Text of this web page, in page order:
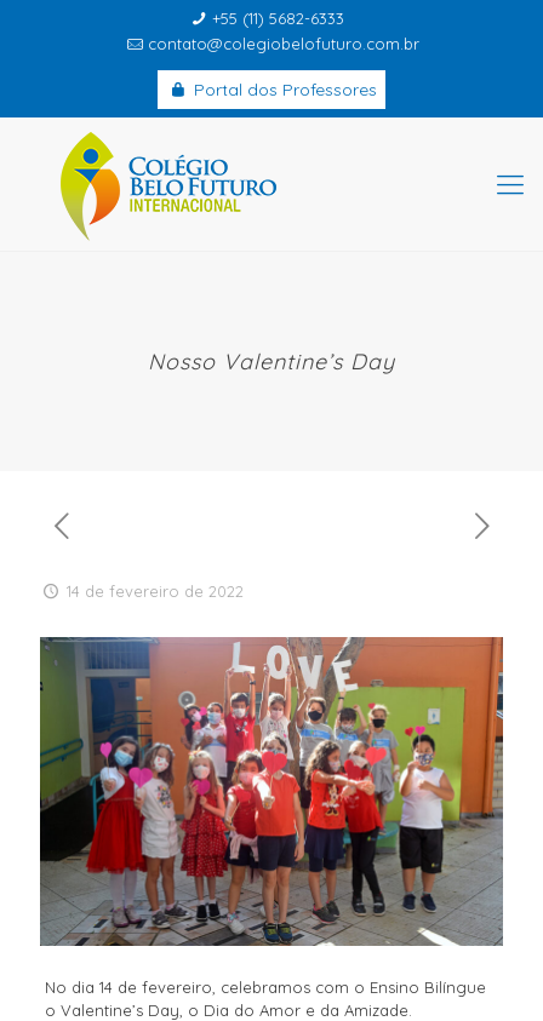
+55 (11) 5682-6333
contato@colegiobelofuturo.com.br
Portal dos Professores
Nosso Valentine’s Day
14 de fevereiro de 2022
No dia 14 de fevereiro, celebramos com o Ensino Bilíngue
o Valentine’s Day, o Dia do Amor e da Amizade.